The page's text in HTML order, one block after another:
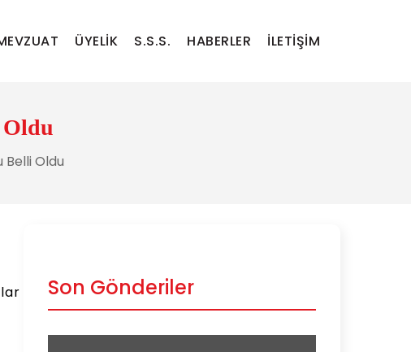
ÜYELIK S.S.S. HABERLER İLETIŞIM
Belli Oldu
Son Gönderiler